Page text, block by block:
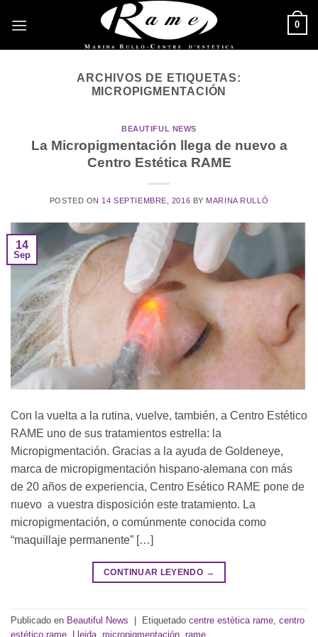
0
ARCHIVOS DE ETIQUETAS:
MICROPIGMENTACIÓN
BEAUTIFUL NEWS
La Micropigmentación llega de nuevo a
Centro Estética RAME
POSTED ON 14 SEPTIEMBRE, 2016 BY MARINA RULLÓ
14
Sep
Con la vuelta a la rutina, vuelve, también, a Centro Estético
RAME uno de sus tratamientos estrella: la
Micropigmentación. Gracias a la ayuda de Goldeneye,
marca de micropigmentación hispano-alemana con más
de 20 años de experiencia, Centro Esético RAME pone de
nuevo a vuestra disposición este tratamiento. La
micropigmentación, o comúnmente conocida como
“maquillaje permanente” […]
CONTINUAR LEYENDO →
Publicado en Beautiful News Etiquetado centre estètica rame, centro
estético rame
Lleida micropigmentación rame